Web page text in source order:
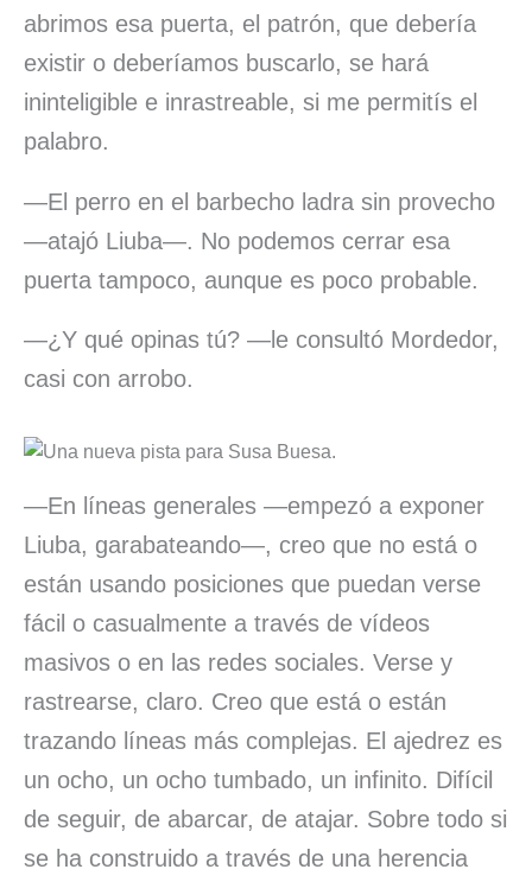
abrimos esa puerta, el patrón, que debería
existir o deberíamos buscarlo, se hará
ininteligible e inrastreable, si me permitís el
palabro.
—El perro en el barbecho ladra sin provecho
—atajó Liuba—. No podemos cerrar esa
puerta tampoco, aunque es poco probable.
—¿Y qué opinas tú? —le consultó Mordedor,
casi con arrobo.
—En líneas generales —empezó a exponer
Liuba, garabateando—, creo que no está o
están usando posiciones que puedan verse
fácil o casualmente a través de vídeos
masivos o en las redes sociales. Verse y
rastrearse, claro. Creo que está o están
trazando líneas más complejas. El ajedrez es
un ocho, un ocho tumbado, un infinito. Difícil
de seguir, de abarcar, de atajar. Sobre todo si
se ha construido a través de una herencia